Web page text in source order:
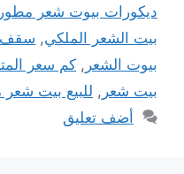
ديكورات بيوت شعر
بيت الشعر الملكي, سقف
بيوت الشعر , كم سعر
بيت شعر , للبيع بيت
أضف تعليق